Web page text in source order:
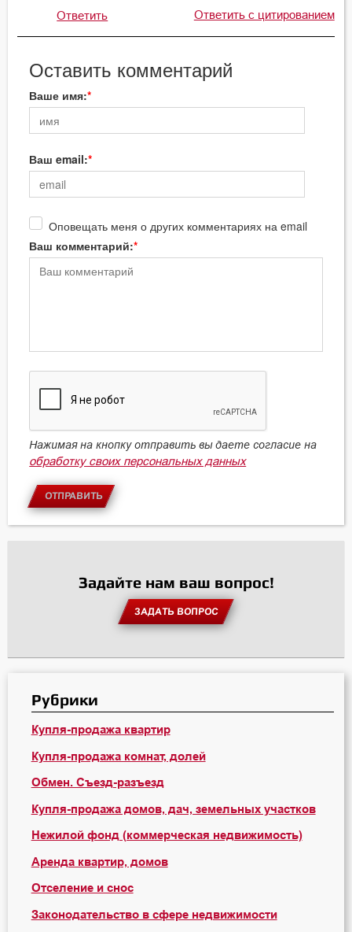
Ответить Ответить с цитированием
Оставить комментарий
Ваше имя:
Ваш email:
Оповещать меня о других комментариях на email
Ваш комментарий:
Нажимая на кнопку отправить вы даете согласие на
обработку своих персональных данных
ОТПРАВИТЬ
Задайте нам ваш вопрос!
ЗАДАТЬ ВОПРОС
Рубрики
Купля-продажа квартир
Купля-продажа комнат, долей
Обмен. Съезд-разъезд
Купля-продажа домов, дач, земельных участков
Нежилой фонд (коммерческая недвижимость)
Аренда квартир, домов
Отселение и снос
Законодательство в сфере недвижимости